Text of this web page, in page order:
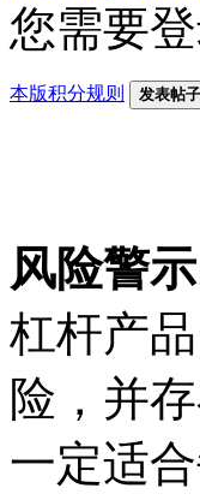
您需要
本版积分规则 发表帖子
风险警示
杠杆产
险，并
一定适